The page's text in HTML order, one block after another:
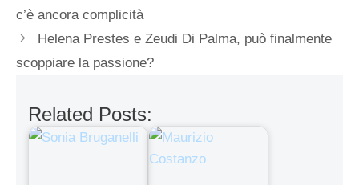
c’è ancora complicità
Helena Prestes e Zeudi Di Palma, può finalmente
scoppiare la passione?
Related Posts: